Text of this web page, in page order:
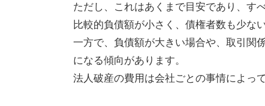
ただし、これはあくまで目安であり、す
比較的負債額が小さく、債権者数も少な
一方で、負債額が大きい場合や、取引関
になる傾向があります。
法人破産の費用は会社ごとの事情によっ